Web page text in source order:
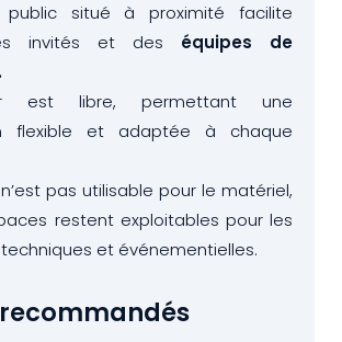
public situé à proximité facilite
invités et des équipes de
est libre, permettant une
flexible et adaptée à chaque
n’est pas utilisable pour le matériel,
restent exploitables pour les
et événementielles.